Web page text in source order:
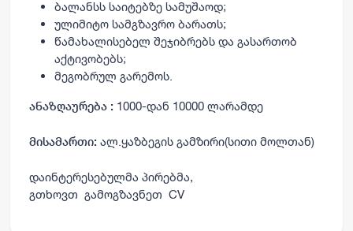
ბალანსს საიტებზე სამუშაოდ;
ულიმიტო სამგზავრო ბარათს;
წამახალისებელ შეჯიბრებს და გასართობ
აქტივობებს;
მეგობრულ გარემოს.
ანაზღაურება : 1000-დან 10000 ლარამდე
მისამართი: ალ.ყაზბეგის გამზირი(სითი მოლთან)
დაინტერესებულმა პირებმა,
გთხოვთ გამოგზავნეთ CV